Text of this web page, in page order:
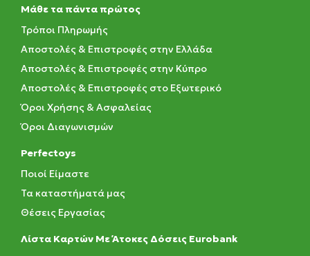
Μάθε τα πάντα πρώτος
Τρόποι Πληρωμής
Αποστολές & Επιστροφές στην Ελλάδα
Αποστολές & Επιστροφές στην Κύπρο
Αποστολές & Επιστροφές στο Εξωτερικό
Όροι Χρήσης & Ασφαλείας
Όροι Διαγωνισμών
Perfectoys
Ποιοί Είμαστε
Τα καταστήματά μας
Θέσεις Εργασίας
Λίστα Καρτών Με Άτοκες Δόσεις Eurobank